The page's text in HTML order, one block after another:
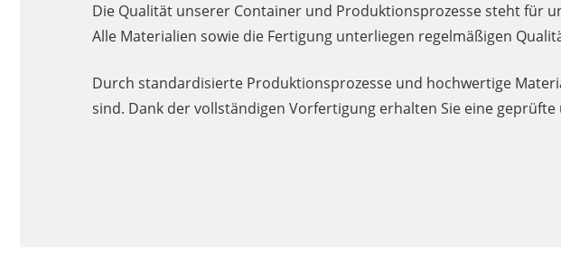
Die Qualität unserer Container und Produktionsprozesse steht für
Alle Materialien sowie die Fertigung unterliegen regelmäßigen
Durch standardisierte Produktionsprozesse und hochwertige
sind. Dank der vollständigen Vorfertigung erhalten Sie eine